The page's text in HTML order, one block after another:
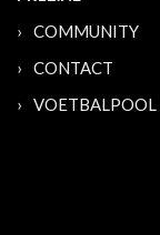
COMMUNITY
CONTACT
VOETBALPOOL